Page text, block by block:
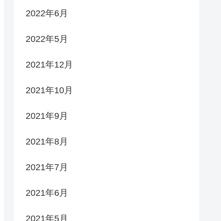
2022年6月
2022年5月
2021年12月
2021年10月
2021年9月
2021年8月
2021年7月
2021年6月
2021年5月